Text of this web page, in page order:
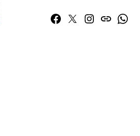
Facebook
TwitterInstagram
issuu